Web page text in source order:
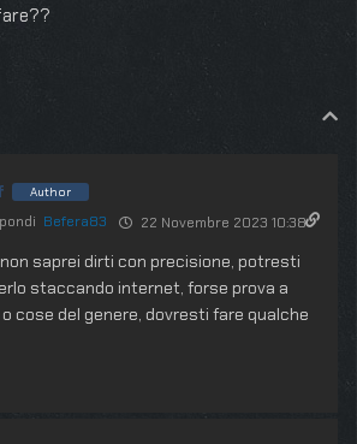
Author
Befera83 22 Novembre 2023 10:38
saprei dirti con precisione, potresti
staccando internet, forse prova a
cose del genere, dovresti fare qualche